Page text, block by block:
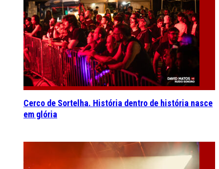
Cerco de Sortelha. História dentro de história nasce
em glória